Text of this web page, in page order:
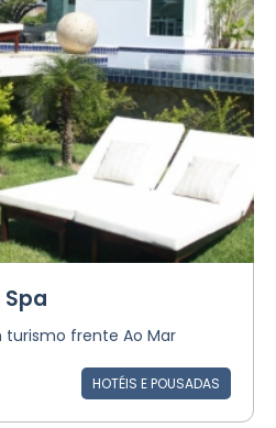
frente Ao Mar
HOTÉIS E POUSADAS